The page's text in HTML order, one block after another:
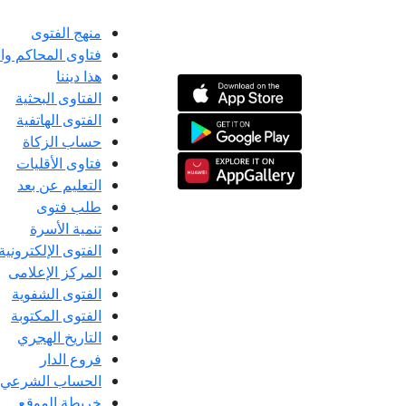
منهج الفتوى
فتاوى المحاكم
هذا ديننا
الفتاوى البحثية
الفتوى الهاتفية
حساب الزكاة
فتاوى الأقليات
التعليم عن بعد
طلب فتوى
تنمية الأسرة
الفتوى الإلكترونية
المركز الإعلامى
الفتوى الشفوية
الفتوى المكتوبة
التاريخ الهجري
فروع الدار
الحساب الشرعي